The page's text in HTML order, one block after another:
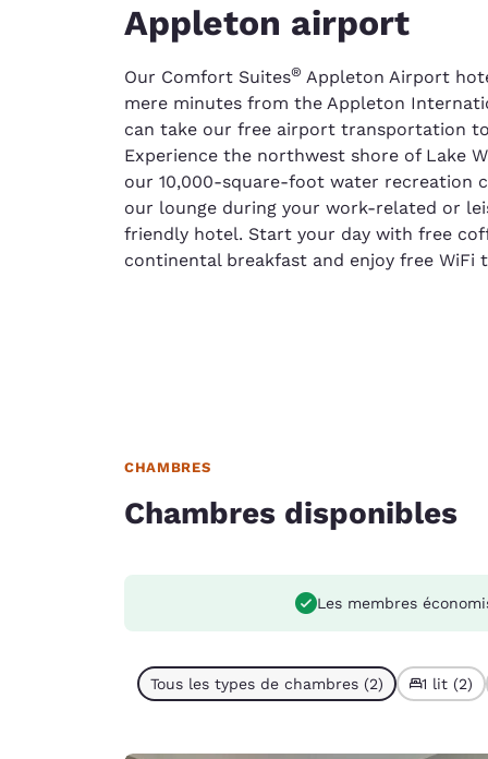
Appleton airport
Our Comfort Suites® Appleton Airport
mere minutes from the Appleton
can take our free airport transportation
Experience the northwest shore of Lake
our 10,000-square-foot water recreation
our lounge during your work-related or
friendly hotel. Start your day with free
continental breakfast and enjoy free WiFi
CHAMBRES
Chambres disponibles
Les membres
Tous les types de chambres (2) 1 lit (2)